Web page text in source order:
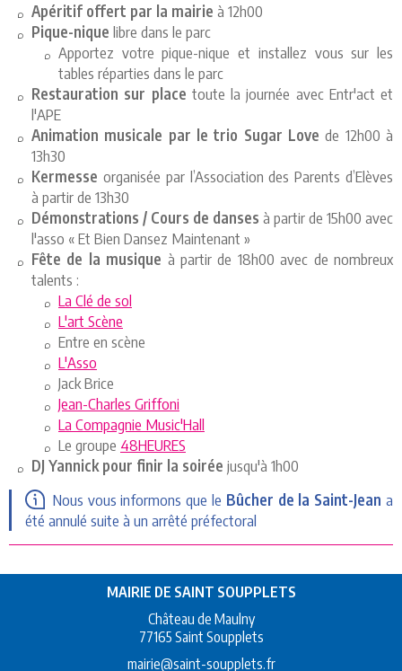
Apéritif offert par la mairie à 12h00
Pique-nique libre dans le parc
Apportez votre pique-nique et installez vous sur les
tables réparties dans le parc
Restauration sur place toute la journée avec Entr'act et
l'APE
Animation musicale par le trio Sugar Love de 12h00 à
13h30
Kermesse organisée par l’Association des Parents d’Elèves
à partir de 13h30
Démonstrations / Cours de danses à partir de 15h00 avec
l'asso « Et Bien Dansez Maintenant »
Fête de la musique à partir de 18h00 avec de nombreux
talents :
La Clé de sol
L'art Scène
Entre en scène
L'Asso
Jack Brice
Jean-Charles Griffoni
La Compagnie Music'Hall
Le groupe 48HEURES
DJ Yannick pour finir la soirée jusqu'à 1h00
Nous vous informons que le Bûcher de la Saint-Jean a
été annulé suite à un arrêté préfectoral
MAIRIE DE SAINT SOUPPLETS
Château de Maulny
77165 Saint Soupplets
mairie@saint-soupplets.fr